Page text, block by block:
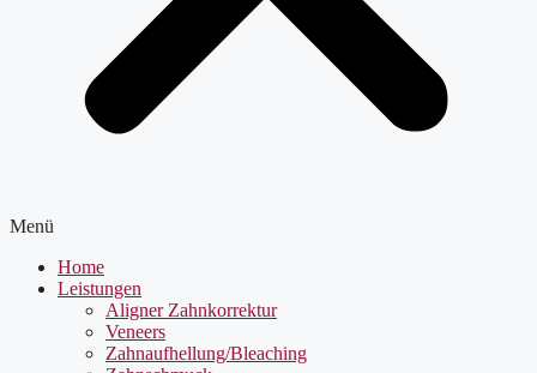
Menü
Home
Leistungen
Aligner Zahnkorrektur
Veneers
Zahnaufhellung/Bleaching